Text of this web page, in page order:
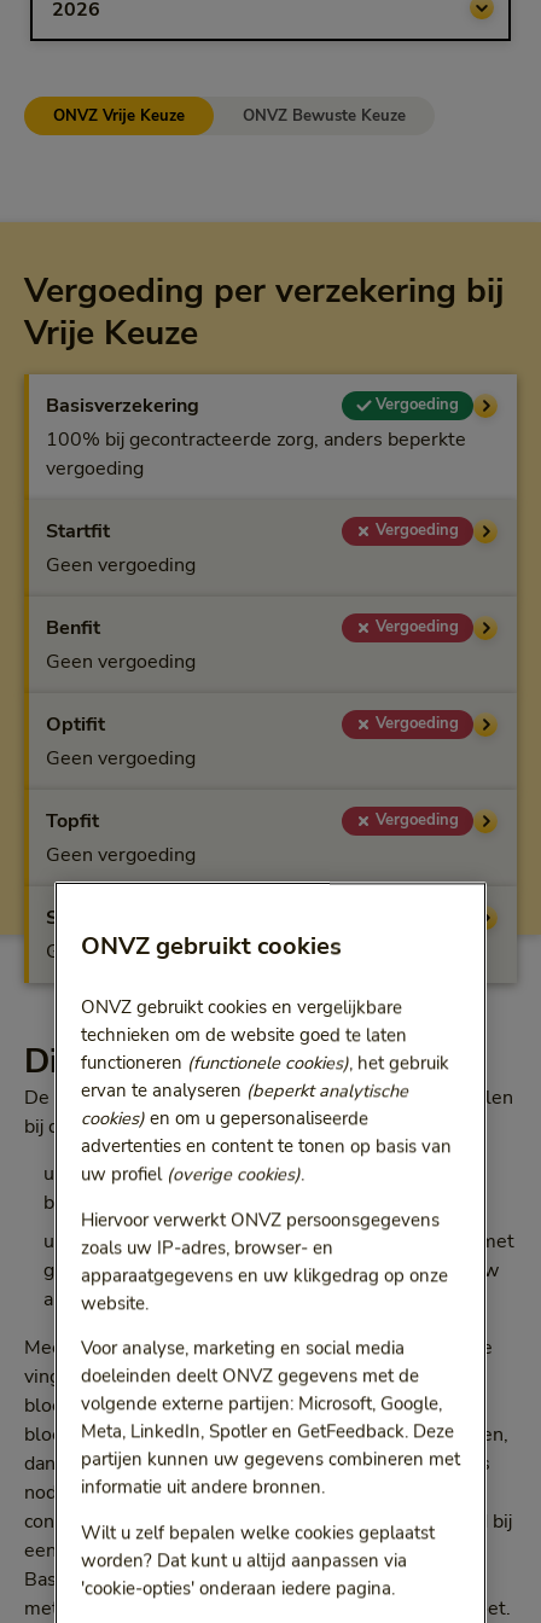
ONVZ Vrije Keuze ONVZ Bewuste Keuze
Vergoeding per verzekering bij
Vrije Keuze
Basisverzekering Vergoeding
100% bij gecontracteerde zorg, anders beperkte
vergoeding
Startfit Vergoeding
Geen vergoeding
Benfit Vergoeding
Geen vergoeding
Optifit Vergoeding
Geen vergoeding
Topfit Vergoeding
Geen vergoeding
Superfit
Geen vergoeding
Dit krijgt u vergoed
De Vrije Keuze Basisverzekering vergoedt hulpmiddelen
bij diabetes als 1 van deze situaties voor u geldt:
u heeft diabetes type 1 en wordt met insuline
behandeld, of
u heeft diabetes type 2, u bent bijna uitbehandeld met
geneesmiddelen die uw bloedsuiker verlagen en uw
arts overweegt behandeling met insuline
Meestal meet u uw bloedsuiker met een zogenaamde
vingerprik. Als het moeilijker is om uw
bloedsuikerwaarden goed te regelen, of als u uw
bloedsuikerwaarde heel vaak op een dag moet bepalen,
dan werkt die methode minder goed. Dan is het soms
nodig om uw bloedsuiker vaker (flash monitoring) of
continu (real time monitoring) te meten. Bijvoorbeeld bij
een intensief insulineschema. De Vrije Keuze
Basisverzekering vergoedt deze bloedglucosemeters
met sensoren alleen als u aan bepaalde
voldoet.
ONVZ gebruikt cookies
ONVZ gebruikt cookies en vergelijkbare
technieken om de website goed te laten
functioneren (functionele cookies), het gebruik
ervan te analyseren (beperkt analytische
cookies)en om u gepersonaliseerde
advertenties en content te tonen op basis van
uw profiel (overige cookies).
Hiervoor verwerkt ONVZ persoonsgegevens
zoals uw IP-adres, browser- en
apparaatgegevens en uw klikgedrag op onze
website.
Voor analyse, marketing en social media
doeleinden deelt ONVZ gegevens met de
volgende externe partijen: Microsoft, Google,
Meta, LinkedIn, Spotler en GetFeedback. Deze
partijen kunnen uw gegevens combineren met
informatie uit andere bronnen.
Wilt u zelf bepalen welke cookies geplaatst
worden? Dat kunt u altijd aanpassen via
'cookie-opties' onderaan iedere pagina.